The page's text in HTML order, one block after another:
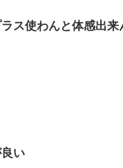
ス使わんと体感出
い